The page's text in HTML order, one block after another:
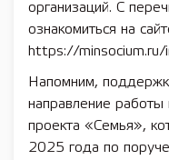
организаций. С
ознакомиться на
https://
Напомним,
направление работы
проекта «Семья»,
2025 года по